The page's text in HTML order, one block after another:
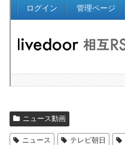
ニュース動画
ニュース テレビ朝日